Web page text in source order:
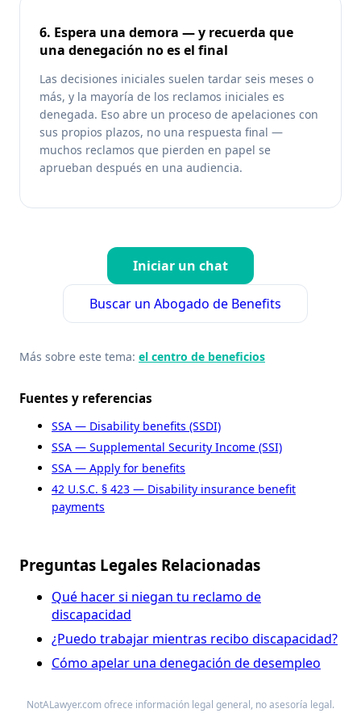
6. Espera una demora — y recuerda que
una denegación no es el final
Las decisiones iniciales suelen tardar seis meses o
más, y la mayoría de los reclamos iniciales es
denegada. Eso abre un proceso de apelaciones con
sus propios plazos, no una respuesta final —
muchos reclamos que pierden en papel se
aprueban después en una audiencia.
Iniciar un chat
Buscar un Abogado de Benefits
Más sobre este tema: el centro de beneficios
Fuentes y referencias
SSA — Disability benefits (SSDI)
SSA — Supplemental Security Income (SSI)
SSA — Apply for benefits
42 U.S.C. § 423 — Disability insurance benefit
payments
Preguntas Legales Relacionadas
Qué hacer si niegan tu reclamo de
discapacidad
¿Puedo trabajar mientras recibo discapacidad?
Cómo apelar una denegación de desempleo
NotALawyer.com ofrece información legal general, no asesoría legal.